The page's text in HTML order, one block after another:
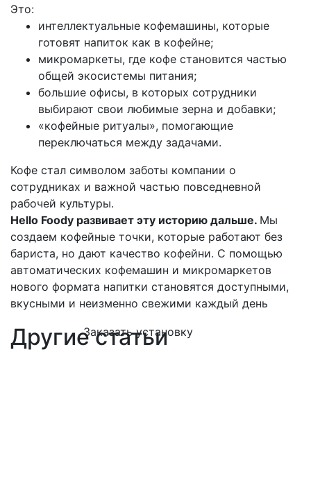
Это:
интеллектуальные кофемашины, которые
готовят напиток как в кофейне;
микромаркеты, где кофе становится частью
общей экосистемы питания;
большие офисы, в которых сотрудники
выбирают свои любимые зерна и добавки;
«кофейные ритуалы», помогающие
переключаться между задачами.
Кофе стал символом заботы компании о
сотрудниках и важной частью повседневной
рабочей культуры.
Hello Foody развивает эту историю дальше. Мы
создаем кофейные точки, которые работают без
бариста, но дают качество кофейни. С помощью
автоматических кофемашин и микромаркетов
нового формата напитки становятся доступными,
вкусными и неизменно свежими каждый день
Заказать установку
Другие статьи